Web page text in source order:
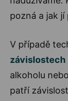
pozná a jak
V případě
závislostech
alkoholu
patří